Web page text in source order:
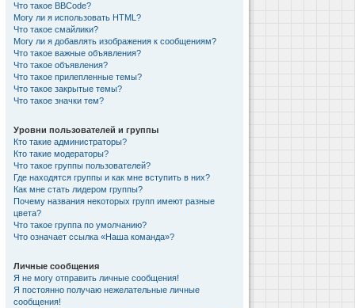
Что такое BBCode?
Могу ли я использовать HTML?
Что такое смайлики?
Могу ли я добавлять изображения к сообщениям?
Что такое важные объявления?
Что такое объявления?
Что такое прилепленные темы?
Что такое закрытые темы?
Что такое значки тем?
Уровни пользователей и группы
Кто такие администраторы?
Кто такие модераторы?
Что такое группы пользователей?
Где находятся группы и как мне вступить в них?
Как мне стать лидером группы?
Почему названия некоторых групп имеют разные
цвета?
Что такое группа по умолчанию?
Что означает ссылка «Наша команда»?
Личные сообщения
Я не могу отправить личные сообщения!
Я постоянно получаю нежелательные личные
сообщения!